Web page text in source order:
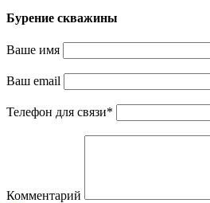
Бурение скважины
Ваше имя
Ваш email
Телефон для связи*
Комментарий